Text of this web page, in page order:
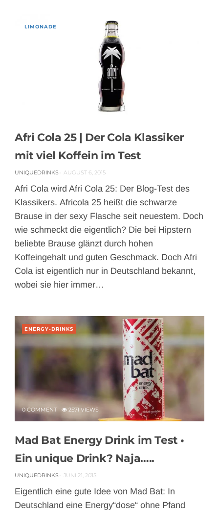
LIMONADE
2533 VIEWS
Afri Cola 25 | Der Cola Klassiker
mit viel Koffein im Test
UNIQUEDRINKS AUGUST 6, 2015
Afri Cola wird Afri Cola 25: Der Blog-Test des
Klassikers. Africola 25 heißt die schwarze
Brause in der sexy Flasche seit neuestem. Doch
wie schmeckt die eigentlich? Die bei Hipstern
beliebte Brause glänzt durch hohen
Koffeingehalt und guten Geschmack. Doch Afri
Cola ist eigentlich nur in Deutschland bekannt,
wobei sie hier immer…
ENERGY-DRINKS
0 COMMENT 2571 VIEWS
Mad Bat Energy Drink im Test •
Ein unique Drink? Naja…..
UNIQUEDRINKS JUNI 21, 2015
Eigentlich eine gute Idee von Mad Bat: In
Deutschland eine Energy“dose“ ohne Pfand